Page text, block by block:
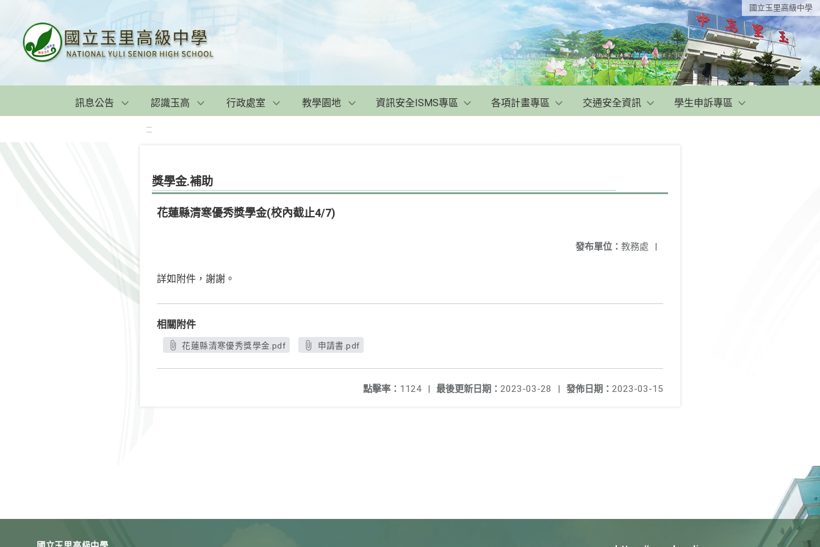
國立玉里高級中學
訊息公告 認識玉高 行政處室 教學園地 資訊安全ISMS專區 各項計畫專區 交通安全資訊 學生申訴專區
:::
獎學金.補助
花蓮縣清寒優秀獎學金(校內截止4/7)
發布單位： 教務處 |
詳如附件，謝謝。
相關附件
花蓮縣清寒優秀獎學金.pdf 申請書.pdf
發佈日期： 2023-03-15
最後更新日期： 2023-03-28 |
點擊率： 1124 |